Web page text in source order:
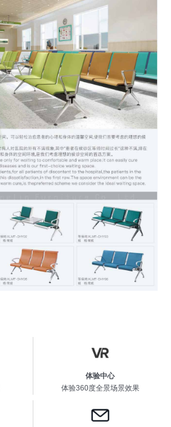
体验中心
体验360度全景场景效果